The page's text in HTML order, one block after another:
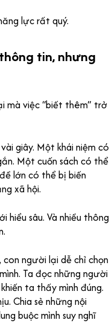
lực rất quý.
tin, nhưng
mà việc “biết thêm” trở
giây. Một khái niệm có
Một cuốn sách có thể
lớn có thể bị biến
xã hội.
hiểu sâu. Và nhiều thông
người lại dễ chỉ chọn
Ta đọc những người
ta thấy mình đúng.
Chia sẻ những nội
buộc mình suy nghĩ